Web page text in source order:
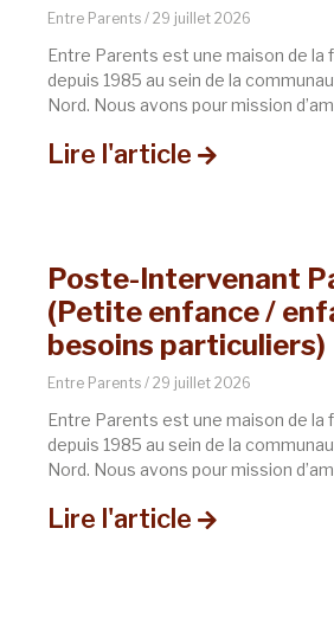
Entre Parents 29 juillet 2026
Entre Parents est une maison de la
depuis 1985 au sein de la
Nord. Nous avons pour mission
Lire l'article
Poste-Intervenant
(Petite enfance /
besoins particuliers)
Entre Parents 29 juillet 2026
Entre Parents est une maison de la
depuis 1985 au sein de la
Nord. Nous avons pour mission
Lire l'article